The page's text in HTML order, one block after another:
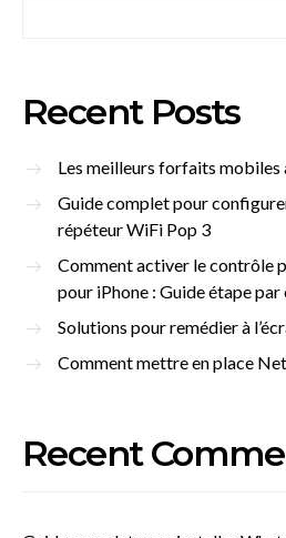
Recent Posts
Les meilleurs forfaits mobiles
Guide complet pour
répéteur WiFi Pop 3
Comment activer le contrôle
pour iPhone : Guide étape par
Solutions pour remédier à
Comment mettre en place
Recent